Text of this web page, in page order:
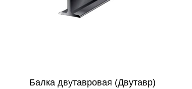
Балка двутавровая (Двутавр)